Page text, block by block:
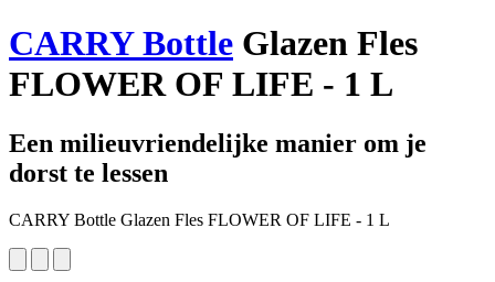
CARRY Bottle Glazen Fles
FLOWER OF LIFE - 1 L
Een milieuvriendelijke manier om je
dorst te lessen
CARRY Bottle Glazen Fles FLOWER OF LIFE - 1 L